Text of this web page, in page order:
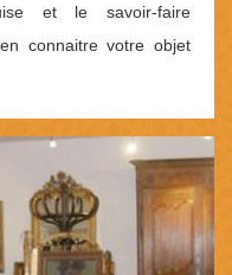
et le savoir-faire
connaitre votre objet